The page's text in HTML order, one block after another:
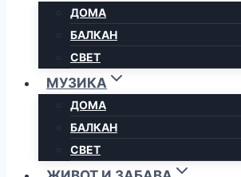
ДОМА
БАЛКАН
СВЕТ
МУЗИКА
ДОМА
БАЛКАН
СВЕТ